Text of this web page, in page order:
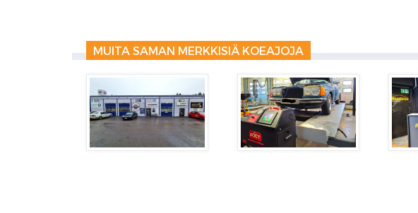
MUITA SAMAN MERKKISIÄ KOEAJOJA